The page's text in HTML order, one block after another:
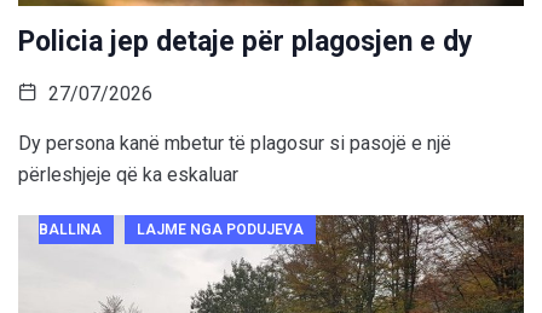
Policia jep detaje për plagosjen e dy
27/07/2026
Dy persona kanë mbetur të plagosur si pasojë e një
përleshjeje që ka eskaluar
BALLINA LAJME NGA PODUJEVA